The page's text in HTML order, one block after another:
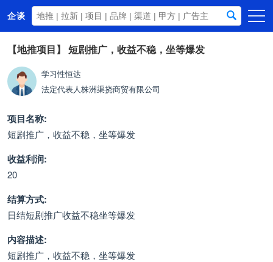
企谈
首页
商务资源
资讯动态
关于我们
【地推项目】 短剧推广，收益不稳，坐等爆发
学习性恒达
法定代表人株洲渠挠商贸有限公司
项目名称:
短剧推广，收益不稳，坐等爆发
收益利润:
20
结算方式:
日结短剧推广收益不稳坐等爆发
内容描述:
短剧推广，收益不稳，坐等爆发